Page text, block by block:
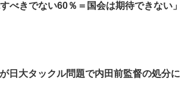
べきでない60％＝国会は期待できない」
日大タックル問題で内田前監督の処分に